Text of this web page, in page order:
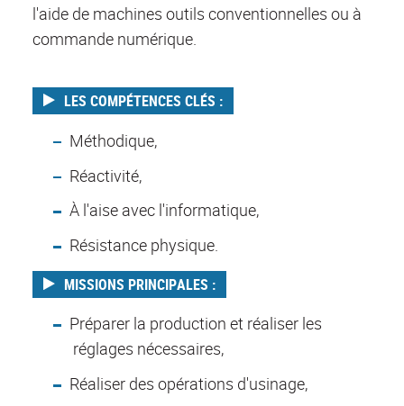
l'aide de machines outils conventionnelles ou à
commande numérique.
LES COMPÉTENCES CLÉS :
Méthodique,
Réactivité,
À l'aise avec l'informatique,
Résistance physique.
MISSIONS PRINCIPALES :
Préparer la production et réaliser les
réglages nécessaires,
Réaliser des opérations d'usinage,